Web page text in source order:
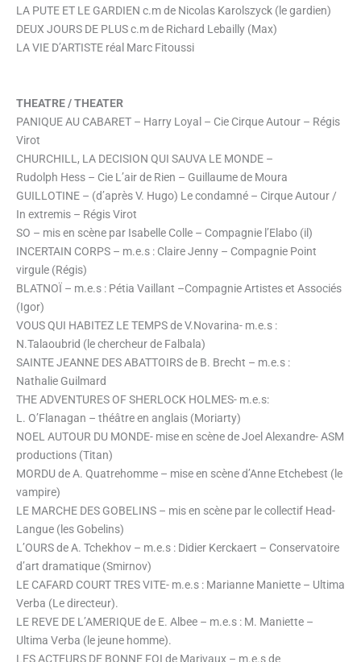
LA PUTE ET LE GARDIEN c.m de Nicolas Karolszyck (le gardien)
DEUX JOURS DE PLUS c.m de Richard Lebailly (Max)
LA VIE D’ARTISTE réal Marc Fitoussi
THEATRE / THEATER
PANIQUE AU CABARET – Harry Loyal – Cie Cirque Autour – Régis
Virot
CHURCHILL, LA DECISION QUI SAUVA LE MONDE –
Rudolph Hess – Cie L’air de Rien – Guillaume de Moura
GUILLOTINE – (d’après V. Hugo) Le condamné – Cirque Autour /
In extremis – Régis Virot
SO – mis en scène par Isabelle Colle – Compagnie l’Elabo (il)
INCERTAIN CORPS – m.e.s : Claire Jenny – Compagnie Point
virgule (Régis)
BLATNOÏ – m.e.s : Pétia Vaillant –Compagnie Artistes et Associés
(Igor)
VOUS QUI HABITEZ LE TEMPS de V.Novarina- m.e.s :
N.Talaoubrid (le chercheur de Falbala)
SAINTE JEANNE DES ABATTOIRS de B. Brecht – m.e.s :
Nathalie Guilmard
THE ADVENTURES OF SHERLOCK HOLMES- m.e.s:
L. O’Flanagan – théâtre en anglais (Moriarty)
NOEL AUTOUR DU MONDE- mise en scène de Joel Alexandre- ASM
productions (Titan)
MORDU de A. Quatrehomme – mise en scène d’Anne Etchebest (le
vampire)
LE MARCHE DES GOBELINS – mis en scène par le collectif Head-
Langue (les Gobelins)
L’OURS de A. Tchekhov – m.e.s : Didier Kerckaert – Conservatoire
d’art dramatique (Smirnov)
LE CAFARD COURT TRES VITE- m.e.s : Marianne Maniette – Ultima
Verba (Le directeur).
LE REVE DE L’AMERIQUE de E. Albee – m.e.s : M. Maniette –
Ultima Verba (le jeune homme).
LES ACTEURS DE BONNE FOI de Marivaux – m.e.s de